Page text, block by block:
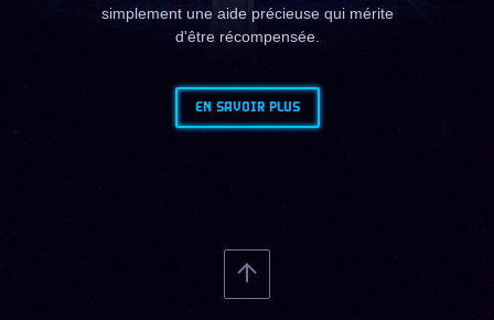
simplement une aide précieuse qui mérite
d'être récompensée.
EN SAVOIR PLUS